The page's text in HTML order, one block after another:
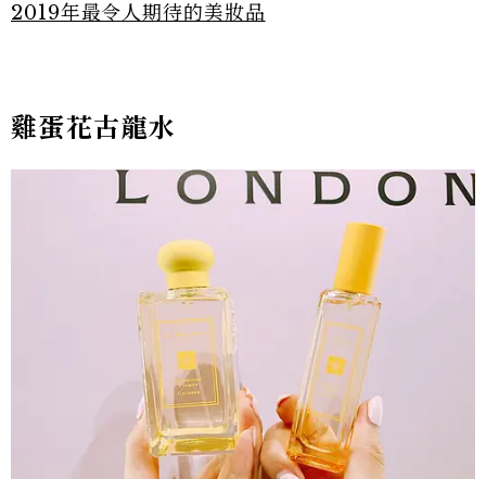
2019年最令人期待的美妝品
雞蛋花古龍水